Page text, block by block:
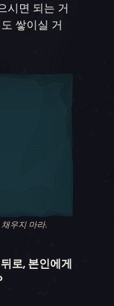
시면 되는 거
쌓이실 거
채우지 마라.
로, 본인에게